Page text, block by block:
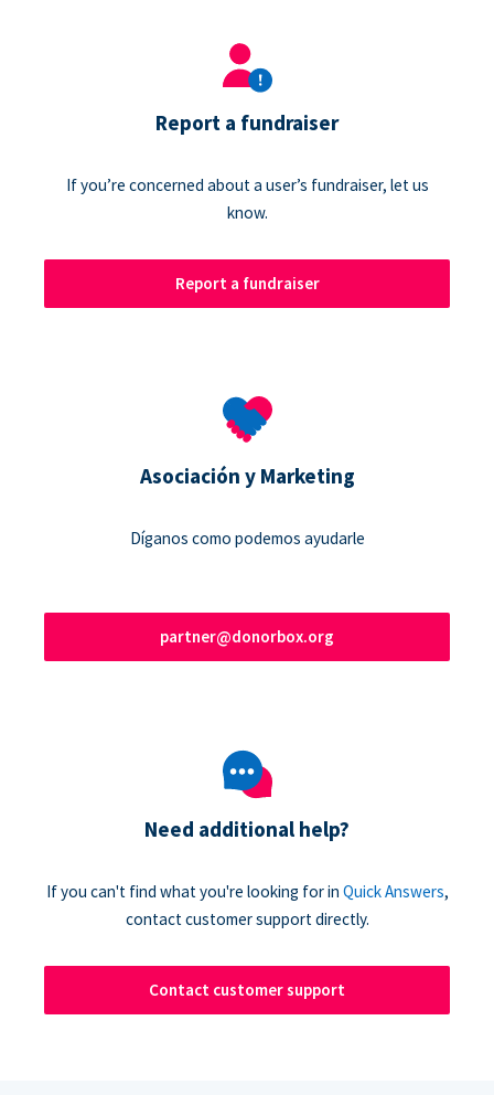
Report a fundraiser
If you’re concerned about a user’s fundraiser, let us
know.
Report a fundraiser
Asociación y Marketing
Díganos como podemos ayudarle
partner@donorbox.org
Need additional help?
If you can't find what you're looking for in Quick Answers,
contact customer support directly.
Contact customer support